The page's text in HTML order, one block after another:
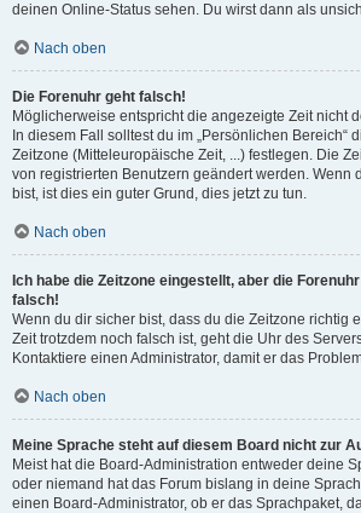
deinen Online-Status sehen. Du wirst dann als
Nach oben
Die Forenuhr geht falsch!
Möglicherweise entspricht die angezeigte Zeit nicht
In diesem Fall solltest du im „Persönlichen Bereich“
Zeitzone (Mitteleuropäische Zeit, ...) festlegen. Die
von registrierten Benutzern geändert werden. Wenn
bist, ist dies ein guter Grund, dies jetzt zu tun.
Nach oben
Ich habe die Zeitzone eingestellt, aber die
falsch!
Wenn du dir sicher bist, dass du die Zeitzone richtig
Zeit trotzdem noch falsch ist, geht die Uhr des
Kontaktiere einen Administrator, damit er das
Nach oben
Meine Sprache steht auf diesem Board nicht zur
Meist hat die Board-Administration entweder deine
oder niemand hat das Forum bislang in deine
einen Board-Administrator, ob er das Sprachpaket,